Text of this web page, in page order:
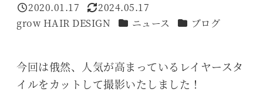
投稿日
2020.01.17
更新日
2024.05.17
著
grow HAIR DESIGN カテゴリー
ニュース カテゴリー
ブログ
今回は俄然、人気が高まっているレイヤースタ
イルをカットして撮影いたしました！